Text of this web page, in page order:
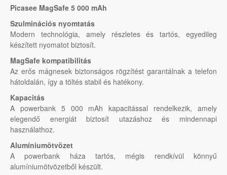
Picasee MagSafe 5 000 mAh
Szulminációs nyomtatás
Modern technológia, amely részletes és tartós, egyedileg
készített nyomatot biztosít.
MagSafe kompatibilitás
Az erős mágnesek biztonságos rögzítést garantálnak a telefon
hátoldalán, így a töltés stabil és hatékony.
Kapacitás
A powerbank 5 000 mAh kapacitással rendelkezik, amely
elegendő energiát biztosít utazáshoz és mindennapi
használathoz.
Alumíniumötvözet
A powerbank háza tartós, mégis rendkívül könnyű
alumíniumötvözetből készült.